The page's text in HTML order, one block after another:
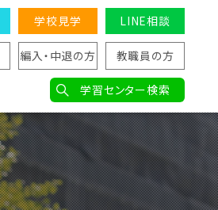
学校見学 LINE相談
編入・中退の方 教職員の方
学習センター検索